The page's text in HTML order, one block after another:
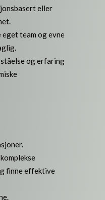
eller
eget team og evne
og erfaring
finne effektive